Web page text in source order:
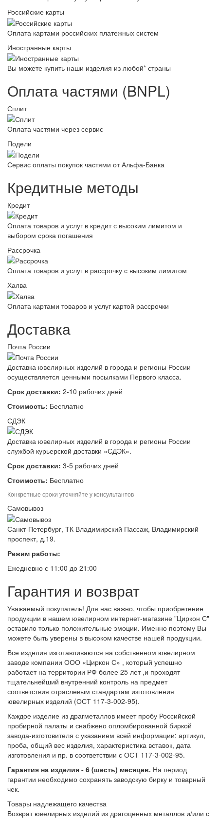
Российские карты
Оплата картами российских платежных систем
Иностранные карты
Вы можете купить наши изделия из любой* страны
Оплата частями (BNPL)
Сплит
Оплата частями через сервис
Подели
Сервис оплаты покупок частями от Альфа-Банка
Кредитные методы
Кредит
Оплата товаров и услуг в кредит с высоким лимитом и
выбором срока погашения
Рассрочка
Оплата товаров и услуг в рассрочку с высоким лимитом
Халва
Оплата картами товаров и услуг картой рассрочки
Доставка
Почта России
Доставка ювелирных изделий в города и регионы России
осуществляется ценными посылками Первого класса.
Срок доставки: 2-10 рабочих дней
Стоимость: Бесплатно
СДЭК
Доставка ювелирных изделий в города и регионы России
службой курьерской доставки «СДЭК».
Срок доставки: 3-5 рабочих дней
Стоимость: Бесплатно
Конкретные сроки уточняйте у консультантов
Самовывоз
Санкт-Петербург, ТК Владимирский Пассаж, Владимирский
проспект, д.19.
Режим работы:
Ежедневно с 11:00 до 21:00
Гарантия и возврат
Уважаемый покупатель! Для нас важно, чтобы приобретение
продукции в нашем ювелирном интернет-магазине "Циркон С"
оставило только положительные эмоции. Именно поэтому Вы
можете быть уверены в высоком качестве нашей продукции.
Все изделия изготавливаются на собственном ювелирном
заводе компании ООО «Циркон С» , который успешно
работает на территории РФ более 25 лет ,и проходят
тщательнейший внутренний контроль на предмет
соответствия отраслевым стандартам изготовления
ювелирных изделий (ОСТ 117-3-002-95).
Каждое изделие из драгметаллов имеет пробу Российской
пробирной палаты и снабжено опломбированной биркой
завода-изготовителя с указанием всей информации: артикул,
проба, общий вес изделия, характеристика вставок, дата
изготовления и пр. в соответствии с ОСТ 117-3-002-95.
Гарантия на изделия - 6 (шесть) месяцев. На период
гарантии необходимо сохранять заводскую бирку и товарный
чек.
Товары надлежащего качества
Возврат ювелирных изделий из драгоценных металлов и/или с